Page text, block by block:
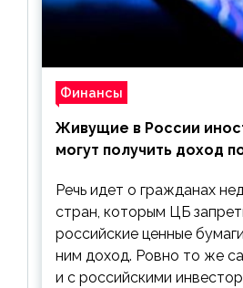
Финансы
Живущие в России
могут получить доход
Речь идет о гражданах
стран, которым ЦБ
российские ценные
ним доход. Ровно то же
и с российскими